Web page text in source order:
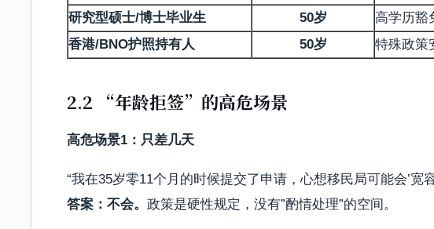
研究型硕士/博士毕业生 50岁
高学历豁
香港/BNO护照持有人
50岁 特殊政策
2.2 “年龄拒签”的高危场景
高危场景1：只差几天
“我在35岁零11个月的时候提交了申请，心想移民局可能会’宽
答案：不会。 政策是硬性规定，没有”酌情处理”的空间。